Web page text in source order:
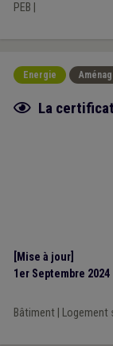
PEB
Energie
Fiche focus
La
[Mise à jour]
1er Septembre 2024
Bâtiment| Logement